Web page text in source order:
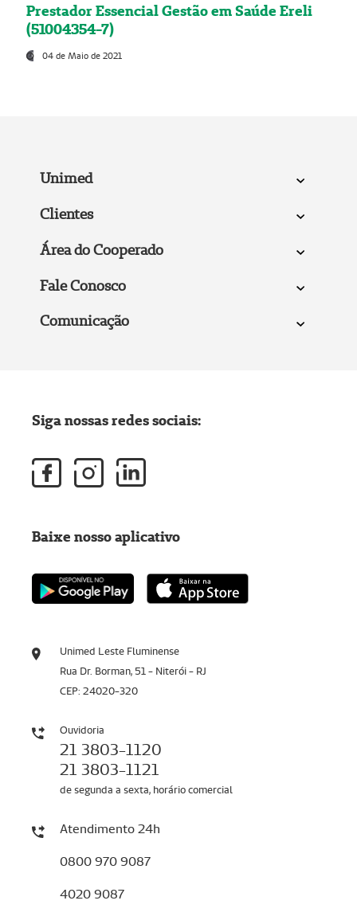
Prestador Essencial Gestão em Saúde Ereli
(51004354-7)
04 de Maio de 2021
Unimed
Clientes
Área do Cooperado
Fale Conosco
Comunicação
Unimed Leste Fluminense
Rua Dr. Borman, 51 - Niterói - RJ
CEP: 24020-320
Ouvidoria
21 3803-1120
21 3803-1121
de segunda a sexta, horário comercial
Atendimento 24h
0800 970 9087
4020 9087
Siga nossas redes sociais:
Baixe nosso aplicativo